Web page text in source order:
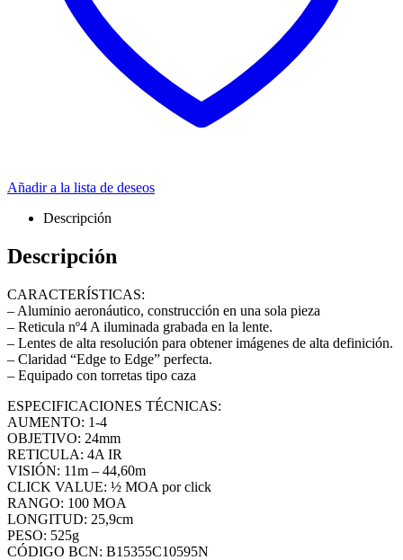
Añadir a la lista de deseos
Descripción
Descripción
CARACTERÍSTICAS:
– Aluminio aeronáutico, construcción en una sola pieza
– Reticula nº4 A iluminada grabada en la lente.
– Lentes de alta resolución para obtener imágenes de alta definición.
– Claridad “Edge to Edge” perfecta.
– Equipado con torretas tipo caza
ESPECIFICACIONES TÉCNICAS:
AUMENTO: 1-4
OBJETIVO: 24mm
RETICULA: 4A IR
VISIÓN: 11m – 44,60m
CLICK VALUE: ½ MOA por click
RANGO: 100 MOA
LONGITUD: 25,9cm
PESO: 525g
CÓDIGO BCN: B15355C10595N